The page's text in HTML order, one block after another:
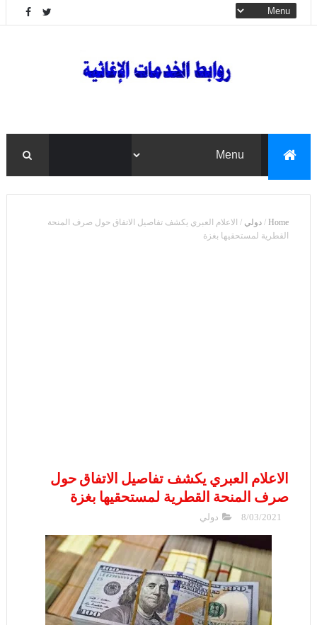
Home
/ دولي / الاعلام العبري يكشف تفاصيل الاتفاق حول صرف المنحة
القطرية لمستحقيها بغزة
الاعلام العبري يكشف تفاصيل الاتفاق حول
صرف المنحة القطرية لمستحقيها بغزة
8/03/2021 دولي